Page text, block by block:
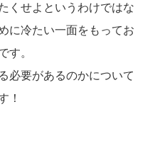
くせよというわけではな
に冷たい一面をもってお
す。
必要があるのかについて
！